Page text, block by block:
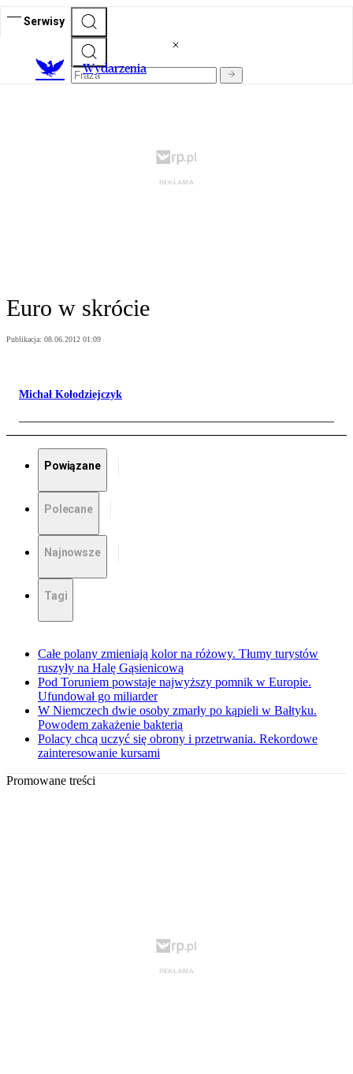
Serwisy
Wydarzenia
Euro w skrócie
Publikacja: 08.06.2012 01:09
Michał Kołodziejczyk
Powiązane
Polecane
Najnowsze
Tagi
Całe polany zmieniają kolor na różowy. Tłumy turystów
ruszyły na Halę Gąsienicową
Pod Toruniem powstaje najwyższy pomnik w Europie.
Ufundował go miliarder
W Niemczech dwie osoby zmarły po kąpieli w Bałtyku.
Powodem zakażenie bakterią
Polacy chcą uczyć się obrony i przetrwania. Rekordowe
zainteresowanie kursami
Promowane treści